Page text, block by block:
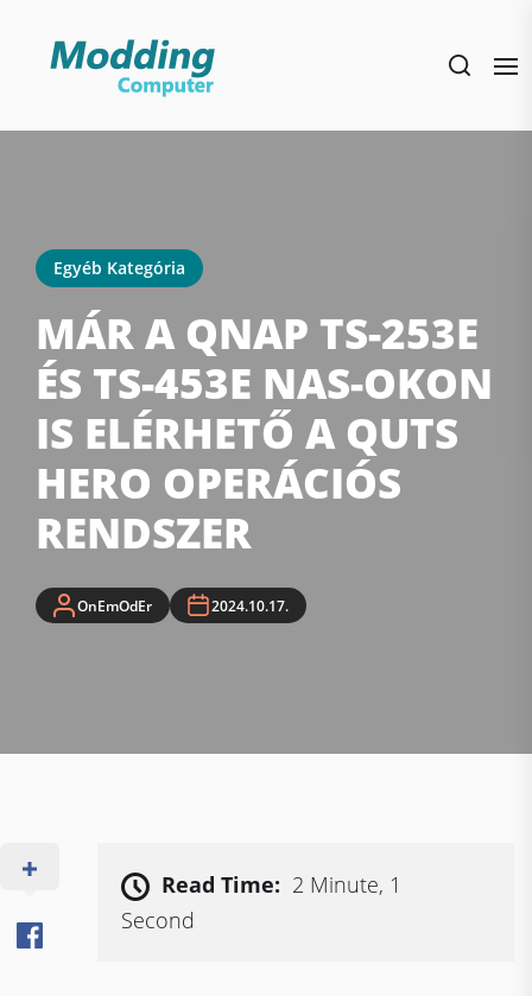
Egyéb Kategória
MÁR A QNAP TS-253E
ÉS TS-453E NAS-OKON
IS ELÉRHETŐ A QUTS
HERO OPERÁCIÓS
RENDSZER
OnEmOdEr 2024.10.17.
Read Time: 2 Minute, 1
Second